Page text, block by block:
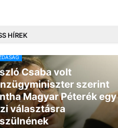
HÍREK
Csaba volt
szerint
Magyar Péterék egy
választásra